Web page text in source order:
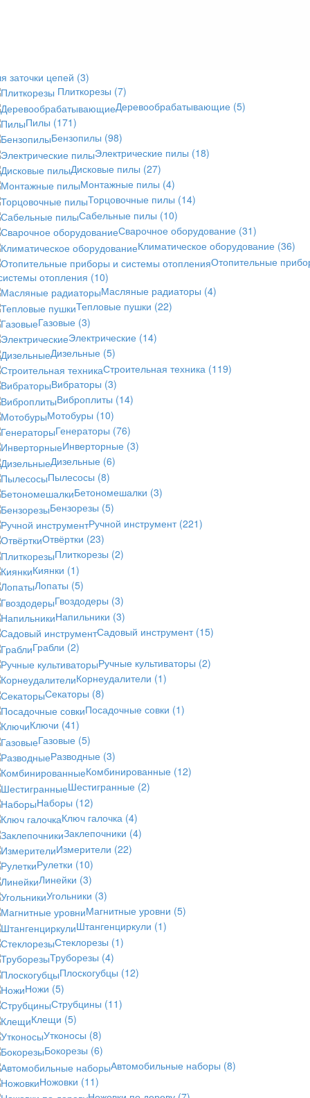
заточки цепей (3)
Плиткорезы (7)
Деревообрабатывающие (5)
Пилы (171)
Бензопилы (98)
Электрические пилы (18)
Дисковые пилы (27)
Монтажные пилы (4)
Торцовочные пилы (14)
Сабельные пилы (10)
Сварочное оборудование (31)
Климатическое оборудование (36)
Отопительные
отопления (10)
Масляные радиаторы (4)
Тепловые пушки (22)
Газовые (3)
Электрические (14)
Дизельные (5)
Строительная техника (119)
Вибраторы (3)
Виброплиты (14)
Мотобуры (10)
Генераторы (76)
Инверторные (3)
Дизельные (6)
Пылесосы (8)
Бетономешалки (3)
Бензорезы (5)
Ручной инструмент (221)
Отвёртки (23)
Плиткорезы (2)
Киянки (1)
Лопаты (5)
Гвоздодеры (3)
Напильники (3)
Садовый инструмент (15)
Грабли (2)
Ручные культиваторы (2)
Корнеудалители (1)
Секаторы (8)
Посадочные совки (1)
Ключи (41)
Газовые (5)
Разводные (3)
Комбинированные (12)
Шестигранные (2)
Наборы (12)
Ключ галочка (4)
Заклепочники (4)
Измерители (22)
Рулетки (10)
Линейки (3)
Угольники (3)
Магнитные уровни (5)
Штангенциркули (1)
Стеклорезы (1)
Труборезы (4)
Плоскогубцы (12)
Ножи (5)
Струбцины (11)
Клещи (5)
Утконосы (8)
Бокорезы (6)
Автомобильные наборы (8)
Ножовки (11)